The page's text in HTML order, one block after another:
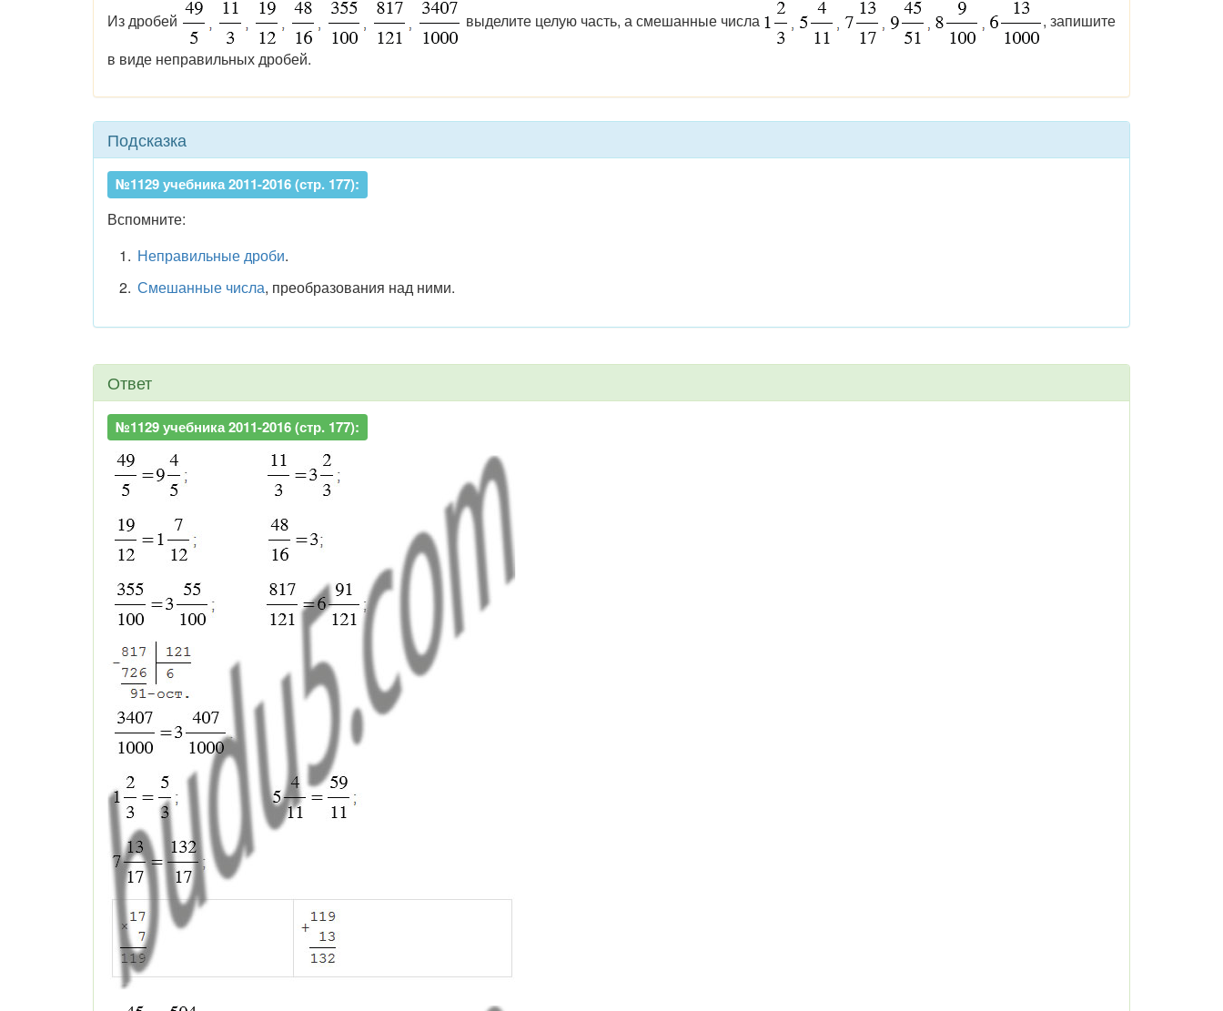
Из дробей выделите целую часть, а смешанные числа
, запишите
в виде неправильных дробей.
Подсказка
№1129 учебника 2011-2016 (стр. 177):
Вспомните:
Неправильные дроби.
Смешанные числа, преобразования над ними.
Ответ
№1129 учебника 2011-2016 (стр. 177):